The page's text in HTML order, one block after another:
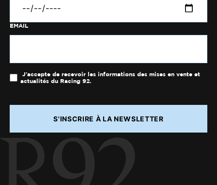
EMAIL
J'accepte de recevoir les informations des mises en vente et
actualités du Racing 92.
S'INSCRIRE À LA NEWSLETTER